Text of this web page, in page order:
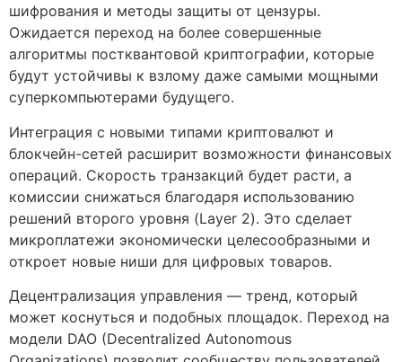
шифрования и методы защиты от цензуры.
Ожидается переход на более совершенные
алгоритмы постквантовой криптографии, которые
будут устойчивы к взлому даже самыми мощными
суперкомпьютерами будущего.
Интеграция с новыми типами криптовалют и
блокчейн-сетей расширит возможности финансовых
операций. Скорость транзакций будет расти, а
комиссии снижаться благодаря использованию
решений второго уровня (Layer 2). Это сделает
микроплатежи экономически целесообразными и
откроет новые ниши для цифровых товаров.
Децентрализация управления — тренд, который
может коснуться и подобных площадок. Переход на
модели DAO (Decentralized Autonomous